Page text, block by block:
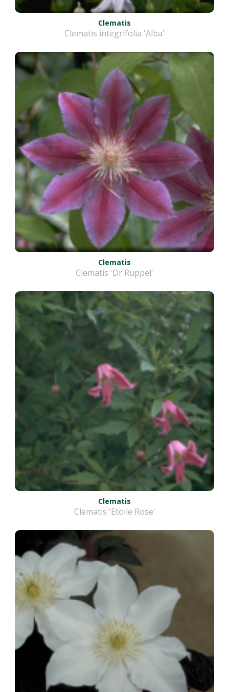
Clematis
Clematis integrifolia 'Alba'
Clematis
Clematis 'Dr Ruppel'
Clematis
Clematis 'Etoile Rose'